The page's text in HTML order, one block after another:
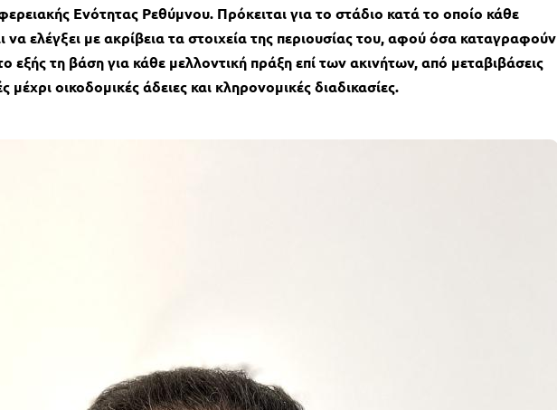
Ενότητας Ρεθύμνου. Πρόκειται για το στάδιο κατά το οποίο κάθε
να ελέγξει με ακρίβεια τα στοιχεία της περιουσίας του, αφού όσα καταγραφούν
εξής τη βάση για κάθε μελλοντική πράξη επί των ακινήτων, από μεταβιβάσεις
μέχρι οικοδομικές άδειες και κληρονομικές διαδικασίες.